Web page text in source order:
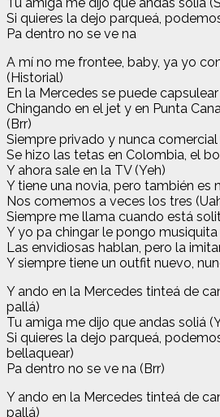
Si quieres la dejo parqueá,
Pa dentro no se ve na
A mí no me frontee, baby, ya yo
(Historial)
En la Mercedes se puede
Chingando en el jet y en Punta
(Brr)
Siempre privado y nunca
Se hizo las tetas en Colombia, el
Y ahora sale en la TV (Yeh)
Y tiene una novia, pero también es
Nos comemos a veces los tres
Siempre me llama cuando está
Y yo pa chingar le pongo musiquita
Las envidiosas hablan, pero la
Y siempre tiene un outfit nuevo,
Y ando en la Mercedes tinteá de
pallá)
Tu amiga me dijo que andas soliá
Si quieres la dejo parqueá,
bellaquear)
Pa dentro no se ve na (Brr)
Y ando en la Mercedes tinteá de
pallá)